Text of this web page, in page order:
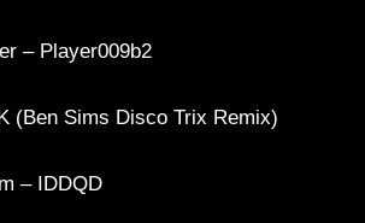
– Player009b2
(Ben Sims Disco Trix Remix)
– IDDQD